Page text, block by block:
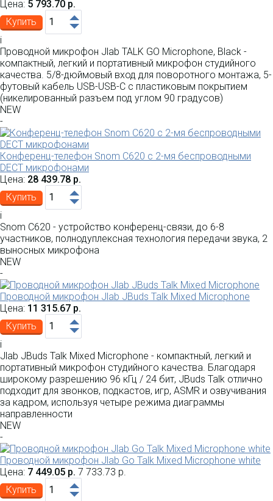
Цена: 5 793.70 р.
Купить
i
Проводной микрофон Jlab TALK GO Microphone, Black -
компактный, легкий и портативный микрофон студийного
качества. 5/8-дюймовый вход для поворотного монтажа, 5-
футовый кабель USB-USB-C с пластиковым покрытием
(никелированный разъем под углом 90 градусов)
NEW
-
Конференц-телефон Snom C620 с 2-мя беспроводными
DECT микрофонами
Цена: 28 439.78 р.
Купить
i
Snom C620 - устройство конференц-связи, до 6-8
участников, полнодуплексная технология передачи звука, 2
выносных микрофона
NEW
-
Проводной микрофон Jlab JBuds Talk Mixed Microphone
Цена: 11 315.67 р.
Купить
i
Jlab JBuds Talk Mixed Microphone - компактный, легкий и
портативный микрофон студийного качества. Благодаря
широкому разрешению 96 кГц / 24 бит, JBuds Talk отлично
подходит для звонков, подкастов, игр, ASMR и озвучивания
за кадром, используя четыре режима диаграммы
направленности
NEW
-
Проводной микрофон Jlab Go Talk Mixed Microphone white
Цена: 7 449.05 р. 7 733.73 р.
Купить